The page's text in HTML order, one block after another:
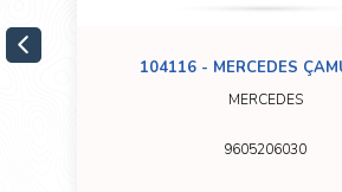
104116 - MERCEDES
BORUSU ARKA AROCS-
MERCEDES
9605206030